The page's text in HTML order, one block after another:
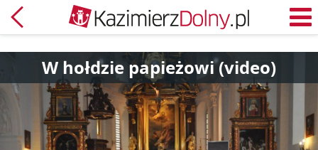
Powrót
W hołdzie papieżowi (video)